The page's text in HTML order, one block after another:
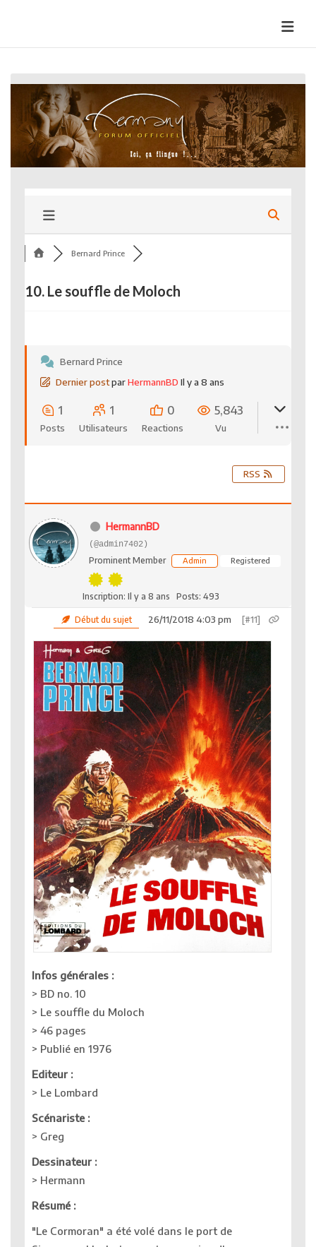
Bernard Prince
10. Le souffle de Moloch
Bernard Prince
Dernier postparHermannBD Il y a 8 ans
1
Posts
1
Utilisateurs
0
Reactions
5,843
Vu
RSS
HermannBD
(@admin7402)
Prominent Member Admin Registered
Inscription: Il y a 8 ans Posts: 493
Début du sujet 26/11/2018 4:03 pm [#11]
Infos générales :
> BD no. 10
> Le souffle du Moloch
> 46 pages
> Publié en 1976
Editeur :
> Le Lombard
Scénariste :
> Greg
Dessinateur :
> Hermann
Résumé :
"Le Cormoran" a été volé dans le port de